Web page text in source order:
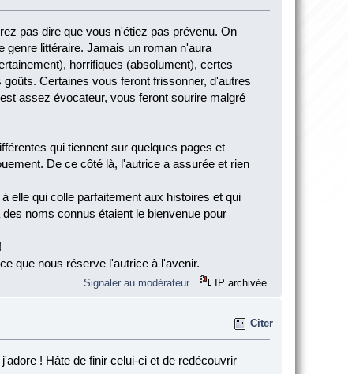
pas dire que vous n'étiez pas prévenu. On
genre littéraire. Jamais un roman n'aura
horrifiques (absolument), certes
Certaines vous feront frissonner, d'autres
assez évocateur, vous feront sourire malgré
qui tiennent sur quelques pages et
De ce côté là, l'autrice a assurée et rien
elle qui colle parfaitement aux histoires et qui
noms connus étaient le bienvenue pour
que nous réserve l'autrice à l'avenir.
Signaler au modérateur IP archivée
Citer
! Hâte de finir celui-ci et de redécouvrir